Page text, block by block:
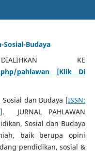
Budaya
KE
pahlawan [Klik Di
dan Budaya [ISSN:
]. JURNAL PAHLAWAN
Sosial dan Budaya
baik berupa opini
pendidikan, sosial &